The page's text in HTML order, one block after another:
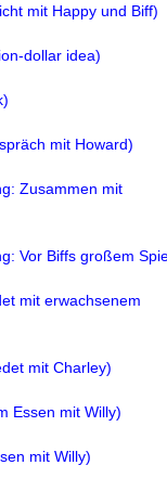
mit Happy und Biff)
dollar idea)
mit Howard)
Zusammen mit
Vor Biffs großem
mit erwachsenem
mit Charley)
Essen mit Willy)
mit Willy)